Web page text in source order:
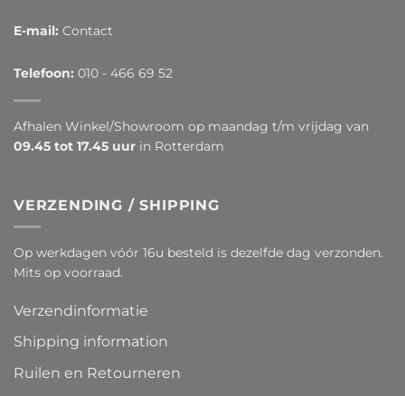
E-mail: Contact
Telefoon: 010 - 466 69 52
Afhalen Winkel/Showroom op maandag t/m vrijdag van
09.45 tot 17.45 uur in Rotterdam
VERZENDING / SHIPPING
Op werkdagen vóór 16u besteld is dezelfde dag verzonden.
Mits op voorraad.
Verzendinformatie
Shipping information
Ruilen en Retourneren